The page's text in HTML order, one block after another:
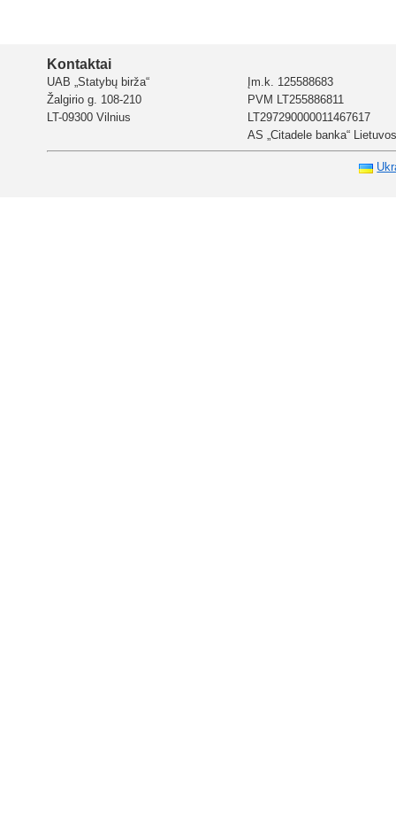
Kontaktai
UAB „Statybų birža“
Žalgirio g. 108-210
LT-09300 Vilnius
Įm.k. 125588683
PVM LT255886811
LT297290000011467617
AS „Citadele banka“